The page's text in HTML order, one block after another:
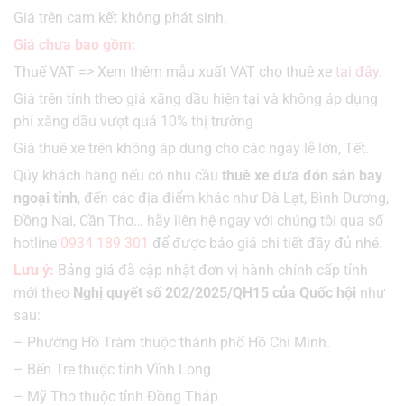
Giá trên cam kết không phát sinh.
Giá chưa bao gồm:
Thuế VAT => Xem thêm mẫu xuất VAT cho thuê xe tại đây.
Giá trên tính theo giá xăng dầu hiện tại và không áp dụng
phí xăng dầu vượt quá 10% thị trường
Giá thuê xe trên không áp dung cho các ngày lễ lớn, Tết.
Qúy khách hàng nếu có nhu cầu thuê xe đưa đón sân bay
ngoại tỉnh, đến các địa điểm khác như Đà Lạt, Bình Dương,
Đồng Nai, Cần Thơ… hãy liên hệ ngay với chúng tôi qua số
hotline 0934 189 301 để được báo giá chi tiết đầy đủ nhé.
Lưu ý: Bảng giá đã cập nhật đơn vị hành chính cấp tỉnh
mới theo Nghị quyết số 202/2025/QH15 của Quốc hội như
sau:
– Phường Hồ Tràm thuộc thành phố Hồ Chí Minh.
– Bến Tre thuộc tỉnh Vĩnh Long
– Mỹ Tho thuộc tỉnh Đồng Tháp